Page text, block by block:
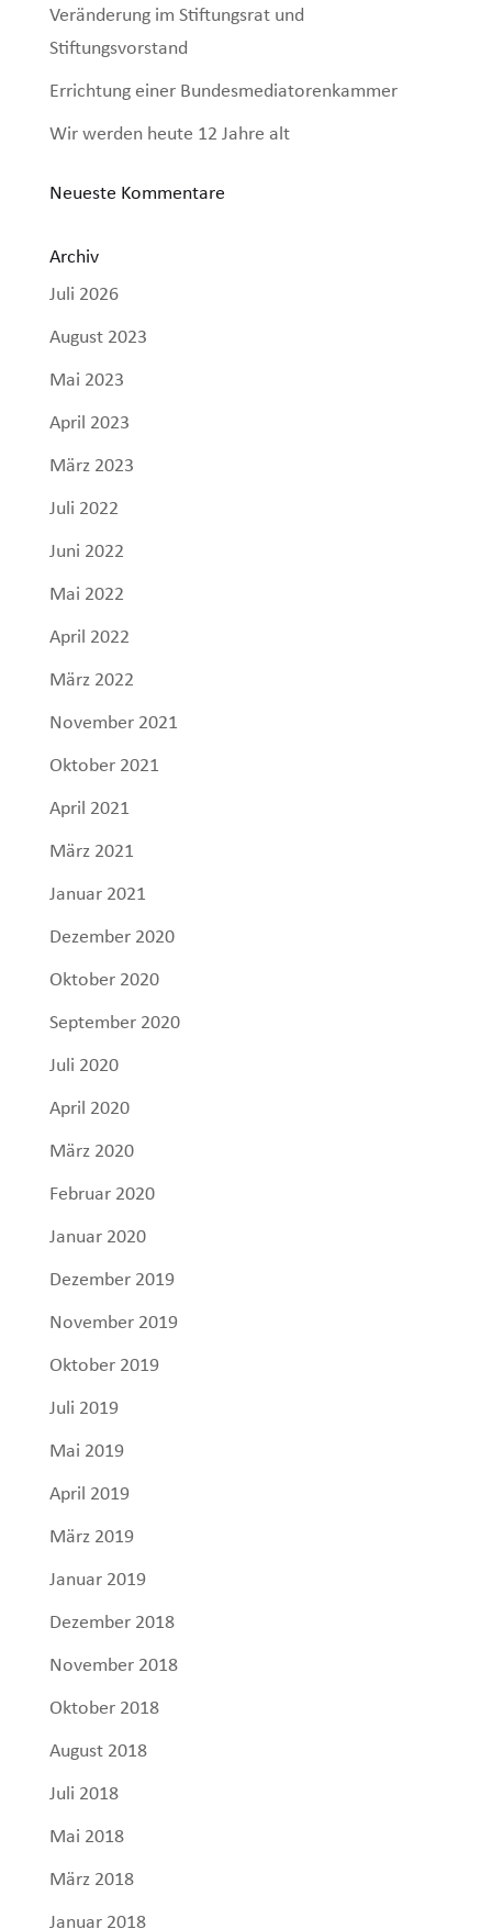
Veränderung im Stiftungsrat und
Stiftungsvorstand
Errichtung einer Bundesmediatorenkammer
Wir werden heute 12 Jahre alt
Neueste Kommentare
Archiv
Juli 2026
August 2023
Mai 2023
April 2023
März 2023
Juli 2022
Juni 2022
Mai 2022
April 2022
März 2022
November 2021
Oktober 2021
April 2021
März 2021
Januar 2021
Dezember 2020
Oktober 2020
September 2020
Juli 2020
April 2020
März 2020
Februar 2020
Januar 2020
Dezember 2019
November 2019
Oktober 2019
Juli 2019
Mai 2019
April 2019
März 2019
Januar 2019
Dezember 2018
November 2018
Oktober 2018
August 2018
Juli 2018
Mai 2018
März 2018
Januar 2018